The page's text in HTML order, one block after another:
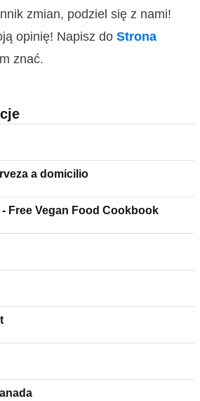
zmian, podziel się z nami!
opinię! Napisz do Strona
znać.
a domicilio
Free Vegan Food Cookbook